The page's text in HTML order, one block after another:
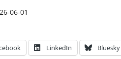
06-01
LinkedIn Bluesky